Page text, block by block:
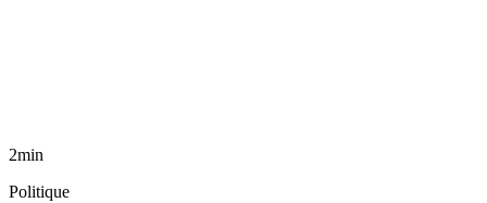
2min
Politique